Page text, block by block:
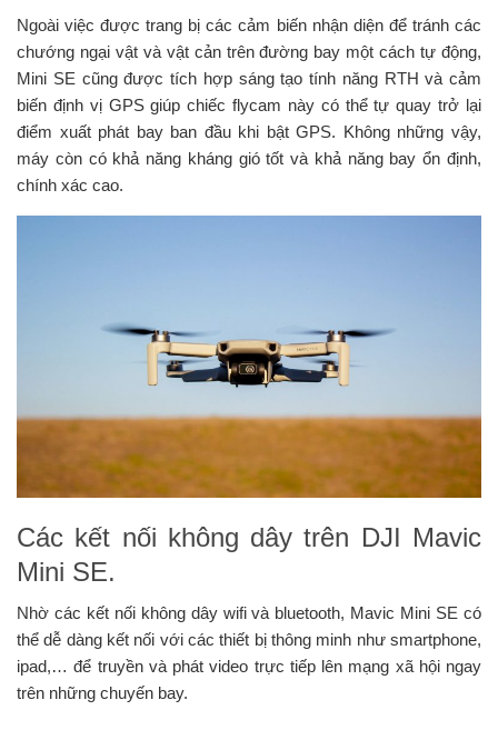
Ngoài việc được trang bị các cảm biến nhận diện để tránh các
chướng ngại vật và vật cản trên đường bay một cách tự động,
Mini SE cũng được tích hợp sáng tạo tính năng RTH và cảm
biến định vị GPS giúp chiếc flycam này có thể tự quay trở lại
điểm xuất phát bay ban đầu khi bật GPS. Không những vậy,
máy còn có khả năng kháng gió tốt và khả năng bay ổn định,
chính xác cao.
Các kết nối không dây trên DJI Mavic
Mini SE.
Nhờ các kết nối không dây wifi và bluetooth, Mavic Mini SE có
thể dễ dàng kết nối với các thiết bị thông minh như smartphone,
ipad,… để truyền và phát video trực tiếp lên mạng xã hội ngay
trên những chuyến bay.